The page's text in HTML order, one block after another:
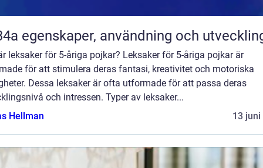
R134a egenskaper, användning och
leksaker för 5-åriga pojkar? Leksaker för 5-åriga pojkar är
för att stimulera deras fantasi, kreativitet och motoriska
Dessa leksaker är ofta utformade för att passa deras
och intressen. Typer av leksaker...
Hellman
13 juni